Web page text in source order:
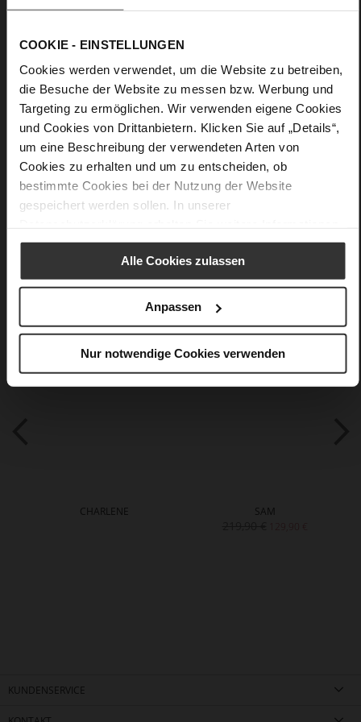
COOKIE - EINSTELLUNGEN
Cookies werden verwendet, um die Website zu betreiben,
die Besuche der Website zu messen bzw. Werbung und
Targeting zu ermöglichen. Wir verwenden eigene Cookies
und Cookies von Drittanbietern. Klicken Sie auf „Details“,
um eine Beschreibung der verwendeten Arten von
Cookies zu erhalten und um zu entscheiden, ob
bestimmte Cookies bei der Nutzung der Website
gespeichert werden sollen. In unserer
Alle Cookies zulassen
Anpassen
Nur notwendige Cookies verwenden
abnehmbaren Riemens tragen Sie die vielseitige Tasche
Details
Mehr
Informationen
Obermaterial (LEATHER WORKING GROUP
Gold zertifiziert)
24 x 9,5 x 17 cm
Nachhaltiges Produkt
Kalbvelourleder in Raulederoptik mit
einem schönen Schreibeffekt
Das könnte Ihnen auch gefallen
CHARLENE SAM
KUNDENSERVICE